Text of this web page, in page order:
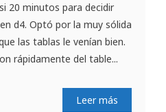
20 minutos para decidir
d4. Optó por la muy sólida
las tablas le venían bien.
rápidamente del table...
Leer más